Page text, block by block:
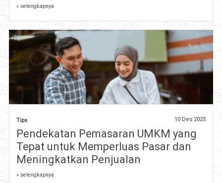
» selengkapnya
Tips 10 Des 2025
Pendekatan Pemasaran UMKM yang
Tepat untuk Memperluas Pasar dan
Meningkatkan Penjualan
» selengkapnya